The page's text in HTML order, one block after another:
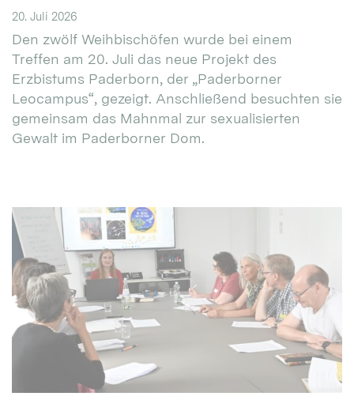
20. Juli 2026
Den zwölf Weihbischöfen wurde bei einem
Treffen am 20. Juli das neue Projekt des
Erzbistums Paderborn, der „Paderborner
Leocampus“, gezeigt. Anschließend besuchten sie
gemeinsam das Mahnmal zur sexualisierten
Gewalt im Paderborner Dom.